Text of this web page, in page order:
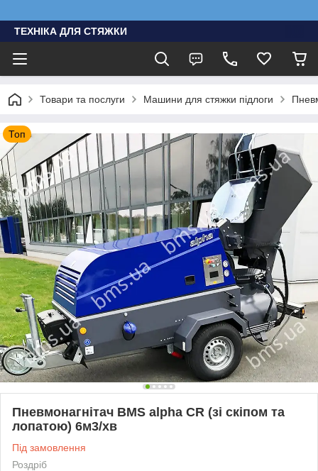
ТЕХНІКА ДЛЯ СТЯЖКИ
Товари та послуги Машини для стяжки підлоги
Топ
Пневмонагнітач BMS alpha CR (зі скіпом та
лопатою) 6м3/хв
Під замовлення
Роздріб